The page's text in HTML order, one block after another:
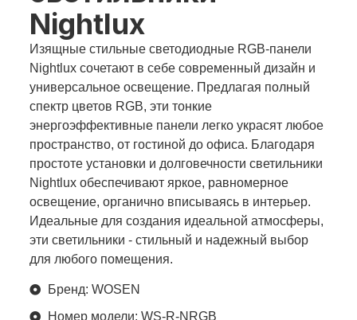
Nightlux
Изящные стильные светодиодные RGB-панели
Nightlux сочетают в себе современный дизайн и
универсальное освещение. Предлагая полный
спектр цветов RGB, эти тонкие
энергоэффективные панели легко украсят любое
пространство, от гостиной до офиса. Благодаря
простоте установки и долговечности светильники
Nightlux обеспечивают яркое, равномерное
освещение, органично вписываясь в интерьер.
Идеальные для создания идеальной атмосферы,
эти светильники - стильный и надежный выбор
для любого помещения.
Бренд: WOSEN
Номер модели: WS-R-NRGB